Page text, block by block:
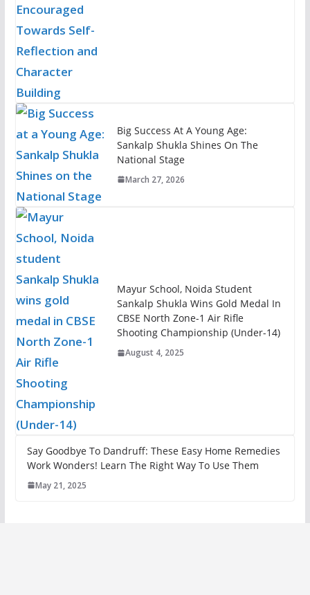
Big Success At A Young Age:
Sankalp Shukla Shines On The
National Stage
March 27, 2026
Mayur School, Noida Student
Sankalp Shukla Wins Gold Medal In
CBSE North Zone-1 Air Rifle
Shooting Championship (Under-14)
August 4, 2025
Say Goodbye To Dandruff: These Easy Home Remedies
Work Wonders! Learn The Right Way To Use Them
May 21, 2025